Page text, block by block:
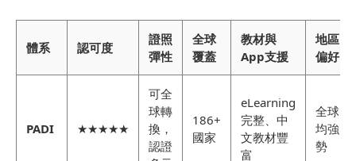
體系 認可度
證照
彈性
全球
覆蓋
教材與
App支援
地區
偏好
PADI ★★★★★
可全
球轉
換，
認證
186+
國家
eLearning
完整、中
文教材豐
富
全球
均強
勢